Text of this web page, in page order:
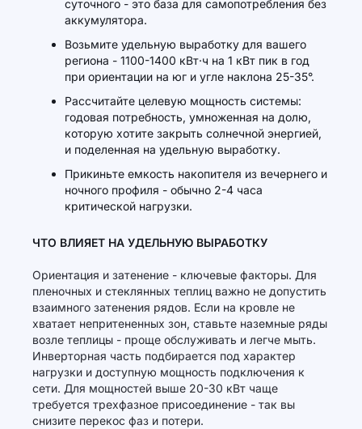
суточного - это база для самопотребления без
аккумулятора.
Возьмите удельную выработку для вашего
региона - 1100-1400 кВт·ч на 1 кВт пик в год
при ориентации на юг и угле наклона 25-35°.
Рассчитайте целевую мощность системы:
годовая потребность, умноженная на долю,
которую хотите закрыть солнечной энергией,
и поделенная на удельную выработку.
Прикиньте емкость накопителя из вечернего и
ночного профиля - обычно 2-4 часа
критической нагрузки.
ЧТО ВЛИЯЕТ НА УДЕЛЬНУЮ ВЫРАБОТКУ
Ориентация и затенение - ключевые факторы. Для
пленочных и стеклянных теплиц важно не допустить
взаимного затенения рядов. Если на кровле не
хватает непритененных зон, ставьте наземные ряды
возле теплицы - проще обслуживать и легче мыть.
Инверторная часть подбирается под характер
нагрузки и доступную мощность подключения к
сети. Для мощностей выше 20-30 кВт чаще
требуется трехфазное присоединение - так вы
снизите перекос фаз и потери.